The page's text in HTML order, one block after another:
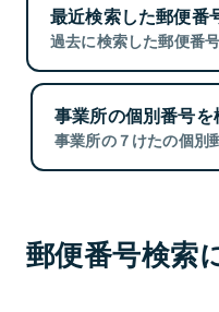
最近検索した郵便番
過去に検索した郵便番
事業所の個別番号を
事業所の７けたの個別
郵便番号検索